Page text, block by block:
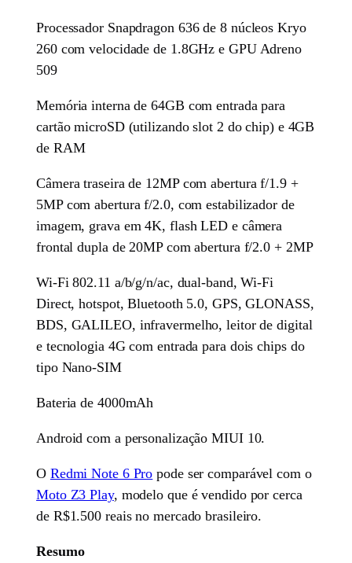
Processador Snapdragon 636 de 8 núcleos Kryo
260 com velocidade de 1.8GHz e GPU Adreno
509
Memória interna de 64GB com entrada para
cartão microSD (utilizando slot 2 do chip) e 4GB
de RAM
Câmera traseira de 12MP com abertura f/1.9 +
5MP com abertura f/2.0, com estabilizador de
imagem, grava em 4K, flash LED e câmera
frontal dupla de 20MP com abertura f/2.0 + 2MP
Wi-Fi 802.11 a/b/g/n/ac, dual-band, Wi-Fi
Direct, hotspot, Bluetooth 5.0, GPS, GLONASS,
BDS, GALILEO, infravermelho, leitor de digital
e tecnologia 4G com entrada para dois chips do
tipo Nano-SIM
Bateria de 4000mAh
Android com a personalização MIUI 10.
O Redmi Note 6 Pro pode ser comparável com o
Moto Z3 Play, modelo que é vendido por cerca
de R$1.500 reais no mercado brasileiro.
Resumo